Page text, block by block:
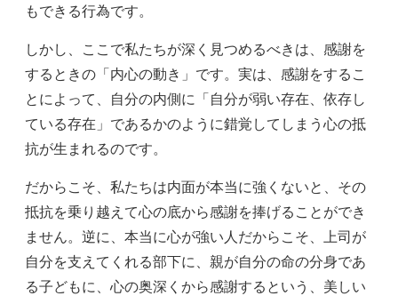
もできる行為です。
しかし、ここで私たちが深く見つめるべきは、感謝を
するときの「内心の動き」です。実は、感謝をするこ
とによって、自分の内側に「自分が弱い存在、依存し
ている存在」であるかのように錯覚してしまう心の抵
抗が生まれるのです。
だからこそ、私たちは内面が本当に強くないと、その
抵抗を乗り越えて心の底から感謝を捧げることができ
ません。逆に、本当に心が強い人だからこそ、上司が
自分を支えてくれる部下に、親が自分の命の分身であ
る子どもに、心の奥深くから感謝するという、美しい